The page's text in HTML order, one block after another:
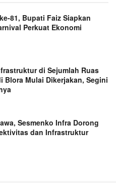
81, Bupati Faiz Siapkan
Perkuat Ekonomi
di Sejumlah Ruas
Blora Mulai Dikerjakan, Segini
Sesmenko Infra Dorong
dan Infrastruktur